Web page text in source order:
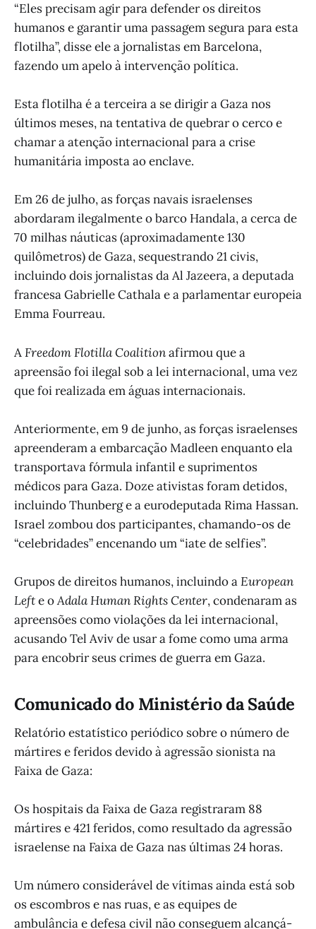
“Eles precisam agir para defender os direitos
humanos e garantir uma passagem segura para esta
flotilha”, disse ele a jornalistas em Barcelona,
fazendo um apelo à intervenção política.
Esta flotilha é a terceira a se dirigir a Gaza nos
últimos meses, na tentativa de quebrar o cerco e
chamar a atenção internacional para a crise
humanitária imposta ao enclave.
Em 26 de julho, as forças navais israelenses
abordaram ilegalmente o barco Handala, a cerca de
70 milhas náuticas (aproximadamente 130
quilômetros) de Gaza, sequestrando 21 civis,
incluindo dois jornalistas da Al Jazeera, a deputada
francesa Gabrielle Cathala e a parlamentar europeia
Emma Fourreau.
AFreedom Flotilla Coalitionafirmou que a
apreensão foi ilegal sob a lei internacional, uma vez
que foi realizada em águas internacionais.
Anteriormente, em 9 de junho, as forças israelenses
apreenderam a embarcação Madleen enquanto ela
transportava fórmula infantil e suprimentos
médicos para Gaza. Doze ativistas foram detidos,
incluindo Thunberg e a eurodeputada Rima Hassan.
Israel zombou dos participantes, chamando-os de
“celebridades” encenando um “iate de selfies”.
Grupos de direitos humanos, incluindo aEuropean
Lefte oAdala Human Rights Center, condenaram as
apreensões como violações da lei internacional,
acusando Tel Aviv de usar a fome como uma arma
para encobrir seus crimes de guerra em Gaza.
Comunicado do Ministério da Saúde
Relatório estatístico periódico sobre o número de
mártires e feridos devido à agressão sionista na
Faixa de Gaza:
Os hospitais da Faixa de Gaza registraram 88
mártires e 421 feridos, como resultado da agressão
israelense na Faixa de Gaza nas últimas 24 horas.
Um número considerável de vítimas ainda está sob
os escombros e nas ruas, e as equipes de
ambulância e defesa civil não conseguem alcançá-